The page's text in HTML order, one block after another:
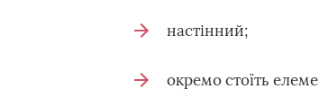
настінний;
окремо стоїть